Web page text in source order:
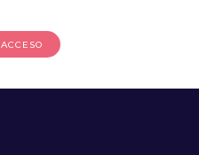
ACCESO